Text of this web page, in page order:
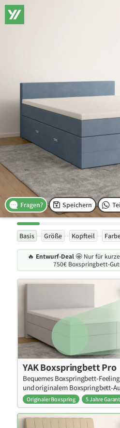
Fragen? Speichern
Basis Größe Kopfteil
🔥 Entwurf-Deal🤩 Nur für
750€ Boxspringbett-
YAK Boxspringbett Pro
Bequemes Boxspringbett-
und originalem Boxspringbett-
Originaler Boxspring 5 Jahre